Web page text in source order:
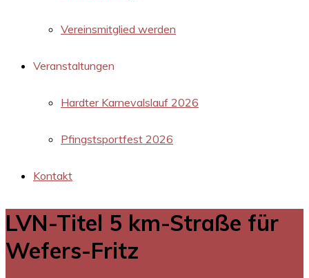
Vereinsmitglied werden
Veranstaltungen
Hardter Karnevalslauf 2026
Pfingstsportfest 2026
Kontakt
LVN-Titel 5 km-Straße für
Wefers-Fritz